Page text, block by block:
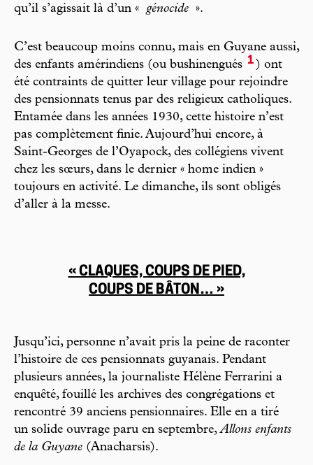
qu’il s’agissait là d’un « génocide ».
C’est beaucoup moins connu, mais en Guyane aussi,
des enfants amérindiens (ou bushinengués 1 ) ont
été contraints de quitter leur village pour rejoindre
des pensionnats tenus par des religieux catholiques.
Entamée dans les années 1930, cette histoire n’est
pas complètement finie. Aujourd’hui encore, à
Saint-Georges de l’Oyapock, des collégiens vivent
chez les sœurs, dans le dernier « home indien »
toujours en activité. Le dimanche, ils sont obligés
d’aller à la messe.
« CLAQUES, COUPS DE PIED,
COUPS DE BÂTON… »
Jusqu’ici, personne n’avait pris la peine de raconter
l’histoire de ces pensionnats guyanais. Pendant
plusieurs années, la journaliste Hélène Ferrarini a
enquêté, fouillé les archives des congrégations et
rencontré 39 anciens pensionnaires. Elle en a tiré
un solide ouvrage paru en septembre,Allons enfants
de la Guyane (Anacharsis).